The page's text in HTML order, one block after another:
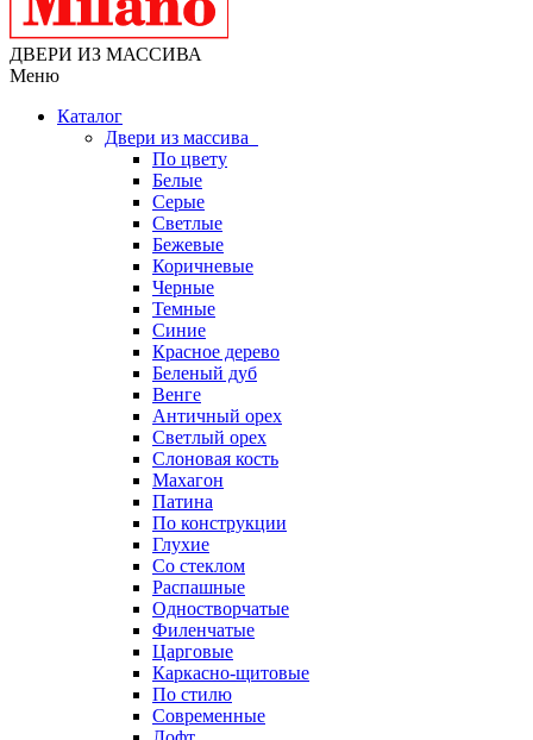
ДВЕРИ ИЗ МАССИВА
Меню
Каталог
Двери из массива
По цвету
Белые
Серые
Светлые
Бежевые
Коричневые
Черные
Темные
Синие
Красное дерево
Беленый дуб
Венге
Античный орех
Светлый орех
Слоновая кость
Махагон
Патина
По конструкции
Глухие
Со стеклом
Распашные
Одностворчатые
Филенчатые
Царговые
Каркасно-щитовые
По стилю
Современные